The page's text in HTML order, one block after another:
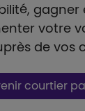
votre
de vos
courtier